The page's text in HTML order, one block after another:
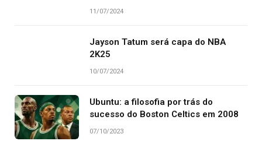
11/07/2024
Jayson Tatum será capa do NBA
2K25
10/07/2024
Ubuntu: a filosofia por trás do
sucesso do Boston Celtics em 2008
07/10/2023